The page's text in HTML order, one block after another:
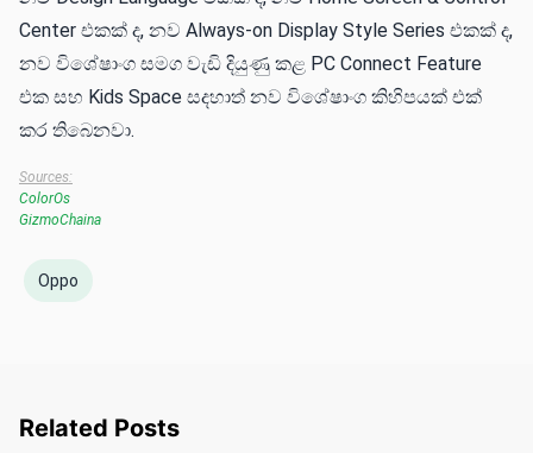
Center එකක් ද, නව Always-on Display Style Series එකක් ද,
නව විශේෂාංග සමග වැඩි දියුණු කළ PC Connect Feature
එක සහ Kids Space සදහාත් නව විශේෂාංග කිහිපයක් එක්
කර තිබෙනවා.
Sources:
ColorOs
GizmoChaina
Oppo
Related Posts